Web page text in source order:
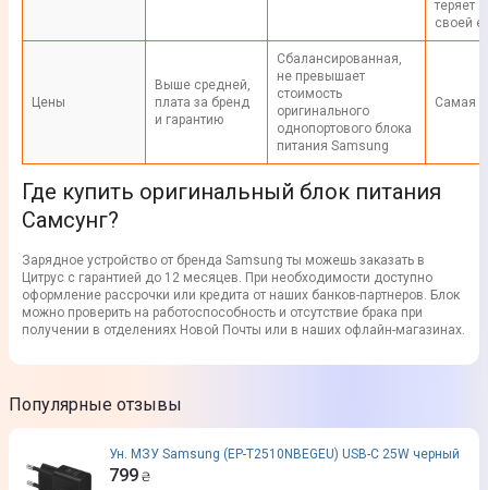
теряет
своей
Цены
Выше средней,
плата за бренд
и гарантию
Сбалансированная,
не превышает
стоимость
оригинального
однопортового блока
питания Samsung
Самая
Где купить оригинальный блок питания
Самсунг?
Зарядное устройство от бренда Samsung ты можешь заказать в
Цитрус с гарантией до 12 месяцев. При необходимости доступно
оформление рассрочки или кредита от наших банков-партнеров. Блок
можно проверить на работоспособность и отсутствие брака при
получении в отделениях Новой Почты или в наших офлайн-магазинах.
Популярные отзывы
Ун. МЗУ Samsung (EP-T2510NBEGEU) USB-C 25W черный
799 ₴